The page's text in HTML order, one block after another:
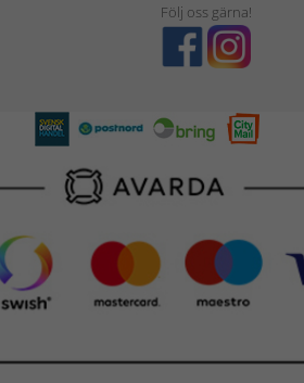
Följ oss gärna!